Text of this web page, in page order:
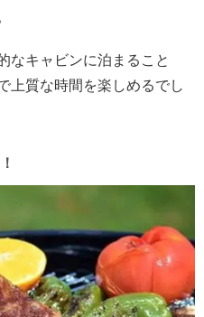
なキャビンに泊まること
上質な時間を楽しめるでし